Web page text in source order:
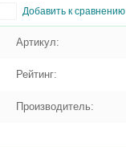
Добавить к сравнению
Артикул:
Рейтинг:
Производитель: